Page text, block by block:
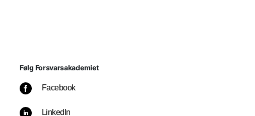
Følg Forsvarsakademiet
Facebook
LinkedIn